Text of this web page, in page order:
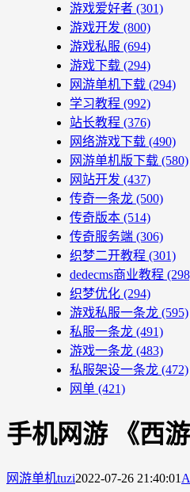
游戏爱好者 (301)
游戏开发 (800)
游戏私服 (694)
游戏下载 (294)
网游单机下载 (294)
学习教程 (992)
站长教程 (376)
网络游戏下载 (490)
网游单机版下载 (580)
网站开发 (437)
传奇一条龙 (500)
传奇版本 (514)
传奇服务端 (306)
织梦二开教程 (301)
dedecms商业教程
织梦优化 (294)
游戏私服一条龙 (595)
私服一条龙 (491)
游戏一条龙 (483)
私服架设一条龙 (472)
网单 (421)
手机网游 《西
网游单机tuzi2022-07-26 21:40:01 A